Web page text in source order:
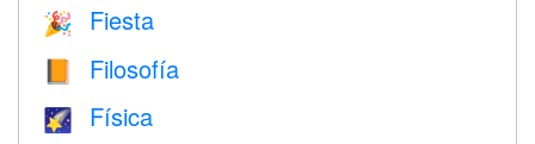
🎉 Fiesta
Filosofía
🌠 Física